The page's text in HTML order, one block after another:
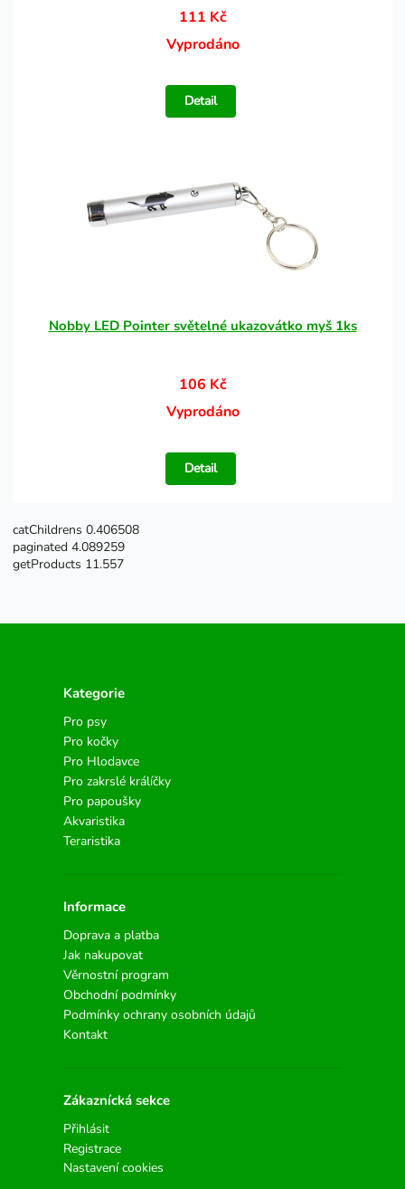
111 Kč
Vyprodáno
Detail
Nobby LED Pointer světelné ukazovátko myš 1ks
106 Kč
Vyprodáno
Detail
catChildrens 0.406508
paginated 4.089259
getProducts 11.557
Kategorie
Pro psy
Pro kočky
Pro Hlodavce
Pro zakrslé králíčky
Pro papoušky
Akvaristika
Teraristika
Informace
Doprava a platba
Jak nakupovat
Věrnostní program
Obchodní podmínky
Podmínky ochrany osobních údajů
Kontakt
Zákaznícká sekce
Přihlásit
Registrace
Nastavení cookies